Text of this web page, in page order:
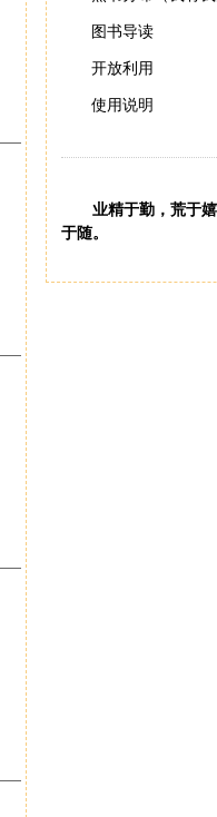
图书导读
开放利用
使用说明
业精于勤，荒于
于随。